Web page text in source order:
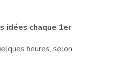
idées chaque 1er
heures, selon